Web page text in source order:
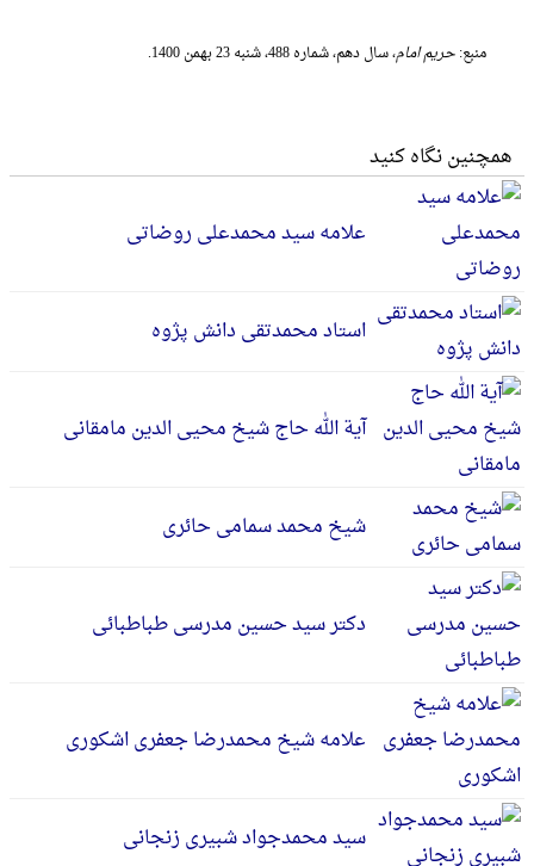
منبع:حریم امام، سال دهم، شماره 488، شنبه 23 بهمن 1400.
همچنین نگاه کنید
علامه سید محمدعلی روضاتی
استاد محمدتقی دانش پژوه
آیة الله حاج شیخ محیی الدین مامقانی
شیخ محمد سمامی حائری
دکتر سید حسین مدرسی طباطبائی
علامه شیخ محمدرضا جعفری اشکوری
سید محمدجواد شبیری زنجانی